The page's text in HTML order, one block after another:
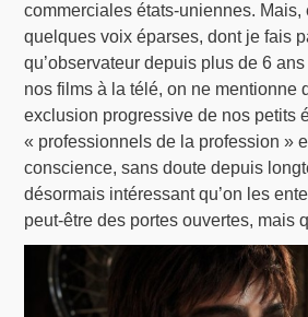
commerciales états-uniennes. Mais,
quelques voix éparses, dont je fais
qu’observateur depuis plus de 6
nos films à la télé, on ne mentionne
exclusion progressive de nos petits
« professionnels de la profession »
conscience, sans doute depuis
désormais intéressant qu’on les
peut-être des portes ouvertes, mais